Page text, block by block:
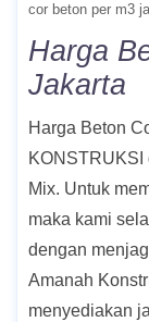
cor beton per m3
Harga
Jakarta
Harga Beton
KONSTRUKSI
Mix. Untuk
maka kami
dengan
Amanah
menyediakan